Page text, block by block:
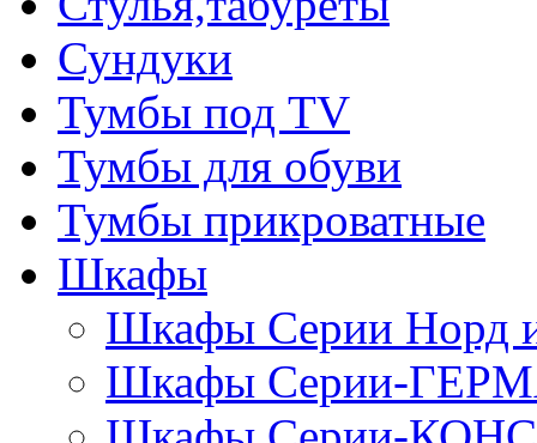
Сундуки
Тумбы под TV
Тумбы для обуви
Тумбы прикроватные
Шкафы
Шкафы Серии
Шкафы Серии-